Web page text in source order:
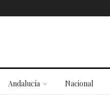
Andalucía Nacional